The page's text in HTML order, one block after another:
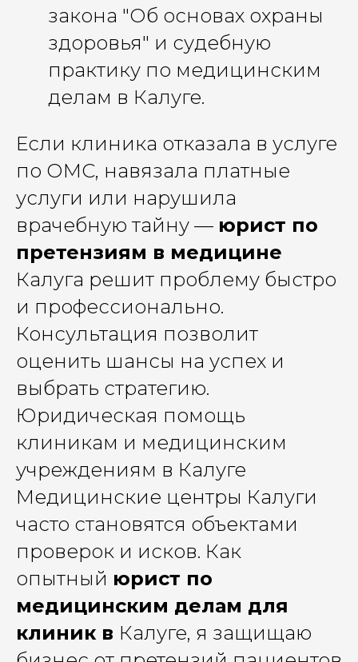
закона "Об основах охраны
здоровья" и судебную
практику по медицинским
делам в Калуге.
Если клиника отказала в услуге
по ОМС, навязала платные
услуги или нарушила
врачебную тайну — юрист по
претензиям в медицине
Калуга решит проблему быстро
и профессионально.
Консультация позволит
оценить шансы на успех и
выбрать стратегию.
Юридическая помощь
клиникам и медицинским
учреждениям в Калуге
Медицинские центры Калуги
часто становятся объектами
проверок и исков. Как
опытный юрист по
медицинским делам для
клиник в Калуге, я защищаю